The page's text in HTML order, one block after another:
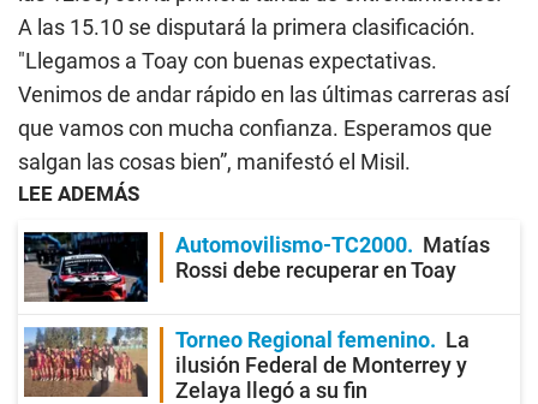
A las 15.10 se disputará la primera clasificación.
"Llegamos a Toay con buenas expectativas.
Venimos de andar rápido en las últimas carreras así
que vamos con mucha confianza. Esperamos que
salgan las cosas bien”, manifestó el Misil.
LEE ADEMÁS
Automovilismo-TC2000
Matías
Rossi debe recuperar en Toay
Torneo Regional femenino
La
ilusión Federal de Monterrey y
Zelaya llegó a su fin